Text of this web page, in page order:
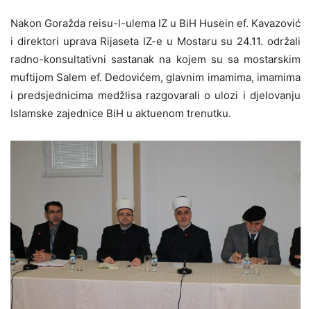
Nakon Goražda reisu-l-ulema IZ u BiH Husein ef. Kavazović
i direktori uprava Rijaseta IZ-e u Mostaru su 24.11. održali
radno-konsultativni sastanak na kojem su sa mostarskim
muftijom Salem ef. Dedovićem, glavnim imamima, imamima
i predsjednicima medžlisa razgovarali o ulozi i djelovanju
Islamske zajednice BiH u aktuenom trenutku.